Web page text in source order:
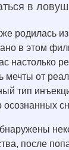
в
родилась
в этом
настолько
мечты от
тип
осознанных
после